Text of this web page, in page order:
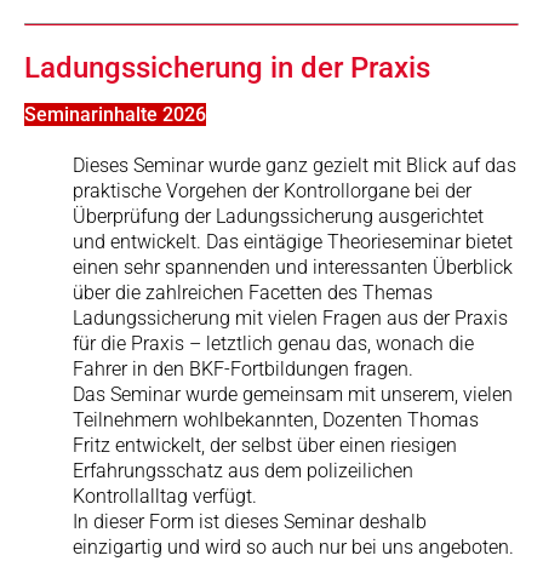
Ladungssicherung in der Praxis
Seminarinhalte 2026
Dieses Seminar wurde ganz gezielt mit Blick auf das
praktische Vorgehen der Kontrollorgane bei der
Überprüfung der Ladungssicherung ausgerichtet
und entwickelt. Das eintägige Theorieseminar bietet
einen sehr spannenden und interessanten Überblick
über die zahlreichen Facetten des Themas
Ladungssicherung mit vielen Fragen aus der Praxis
für die Praxis – letztlich genau das, wonach die
Fahrer in den BKF-Fortbildungen fragen.
Das Seminar wurde gemeinsam mit unserem, vielen
Teilnehmern wohlbekannten, Dozenten Thomas
Fritz entwickelt, der selbst über einen riesigen
Erfahrungsschatz aus dem polizeilichen
Kontrollalltag verfügt.
In dieser Form ist dieses Seminar deshalb
einzigartig und wird so auch nur bei uns angeboten.